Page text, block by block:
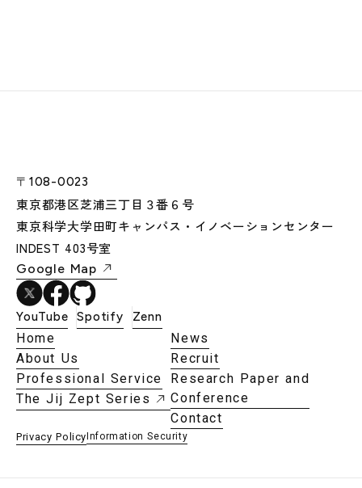
〒108-0023
東京都港区芝浦三丁目３番６号
東京科学大学田町キャンパス・イノベーションセンター
INDEST 403号室
Google Map
YouTube Spotify Zenn
Home
About Us
Professional Service
The Jij Zept Series
News
Recruit
Research Paper and
Conference
Contact
Privacy Policy Information Security